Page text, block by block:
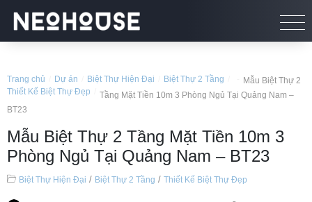
Trang chủ Dự án Biệt Thự Hiện Đại Biệt Thự 2 Tầng
Thiết Kế Biệt Thự Đẹp
Mẫu Biệt Thự 2
Tầng Mặt Tiền 10m 3 Phòng Ngủ Tại Quảng Nam –
BT23
Mẫu Biệt Thự 2 Tầng Mặt Tiền 10m 3
Phòng Ngủ Tại Quảng Nam – BT23
Biệt Thự Hiện Đại / Biệt Thự 2 Tầng / Thiết Kế Biệt Thự Đẹp